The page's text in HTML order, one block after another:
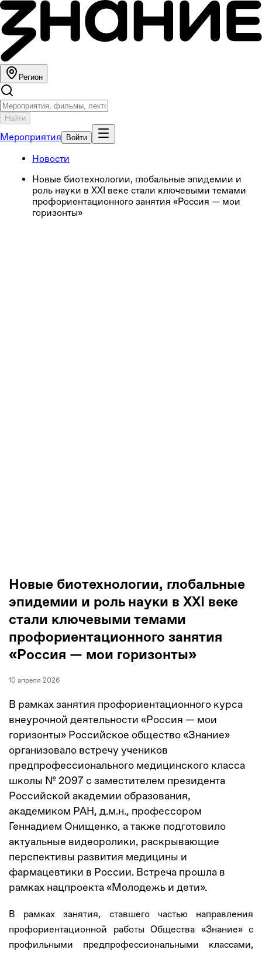
Регион
Найти
Мероприятия Войти
Новости
Новые биотехнологии, глобальные эпидемии и
роль науки в XXI веке стали ключевыми темами
профориентационного занятия «Россия — мои
горизонты»
Новые биотехнологии, глобальные
эпидемии и роль науки в XXI веке
стали ключевыми темами
профориентационного занятия
«Россия — мои горизонты»
10 апреля 2026
В рамках занятия профориентационного курса
внеурочной деятельности «Россия — мои
горизонты» Российское общество «Знание»
организовало встречу учеников
предпрофессионального медицинского класса
школы № 2097 с заместителем президента
Российской академии образования,
академиком РАН, д.м.н., профессором
Геннадием Онищенко, а также подготовило
актуальные видеоролики, раскрывающие
перспективы развития медицины и
фармацевтики в России. Встреча прошла в
рамках нацпроекта «Молодежь и дети».
В рамках занятия, ставшего частью направления
профориентационной работы Общества «Знание» с
профильными предпрофессиональными классами,